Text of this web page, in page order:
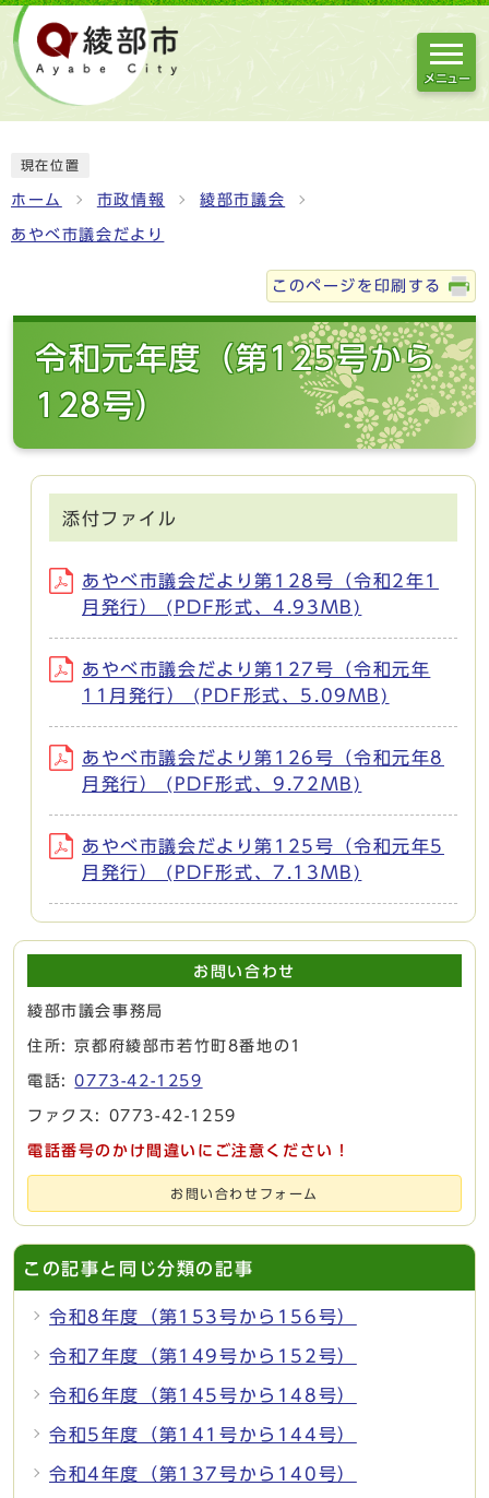
メニュー
現在位置
ホーム 市政情報 綾部市議会
あやべ市議会だより
このページを印刷する
令和元年度（第125号から
128号）
添付ファイル
あやべ市議会だより第128号（令和2年1
月発行） (PDF形式、4.93MB)
あやべ市議会だより第127号（令和元年
11月発行） (PDF形式、5.09MB)
あやべ市議会だより第126号（令和元年8
月発行） (PDF形式、9.72MB)
あやべ市議会だより第125号（令和元年5
月発行） (PDF形式、7.13MB)
お問い合わせ
綾部市議会事務局
住所: 京都府綾部市若竹町8番地の1
電話:0773-42-1259
ファクス: 0773-42-1259
電話番号のかけ間違いにご注意ください！
お問い合わせフォーム
この記事と同じ分類の記事
令和8年度（第153号から156号）
令和7年度（第149号から152号）
令和6年度（第145号から148号）
令和5年度（第141号から144号）
令和4年度（第137号から140号）